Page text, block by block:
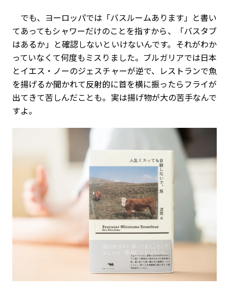
でも、ヨーロッパでは「バスルームあります」と書い
てあってもシャワーだけのことを指すから、「バスタブ
はあるか」と確認しないといけないんです。それがわか
っていなくて何度もミスりました。ブルガリアでは日本
とイエス・ノーのジェスチャーが逆で、レストランで魚
を揚げるか聞かれて反射的に首を横に振ったらフライが
出てきて苦しんだことも。実は揚げ物が大の苦手なんで
すよ。